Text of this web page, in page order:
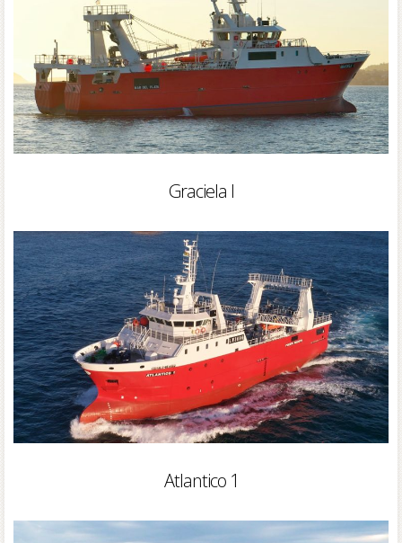
Graciela I
Atlantico 1